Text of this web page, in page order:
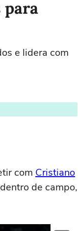
para
e lidera com
com Cristiano
de campo,